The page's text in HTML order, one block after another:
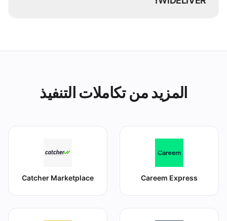
المزيد من تكاملات التنفيذ
Careem Express
Catcher Marketplace